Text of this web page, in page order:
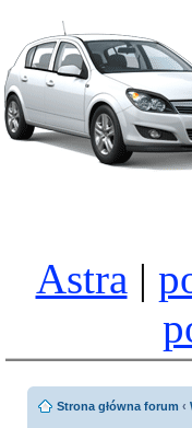
Astra |
Strona główna forum ‹